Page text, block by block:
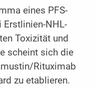
eines PFS-
Erstlinien-NHL-
Toxizität und
scheint sich die
Rituximab
zu etablieren.